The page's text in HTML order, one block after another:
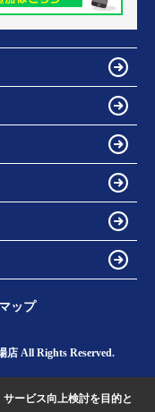
ップ
All Rights Reserved.
ービス向上検討を目的と